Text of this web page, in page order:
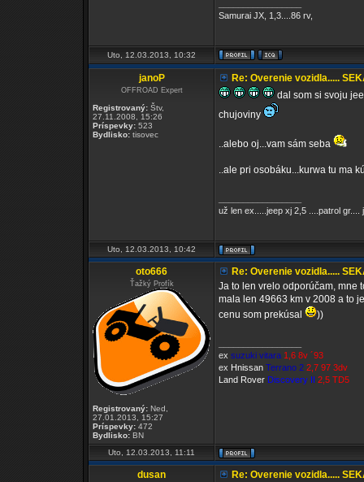
Samurai JX, 1,3....86 rv,
Uto, 12.03.2013, 10:32
janoP
OFFROAD Expert
Registrovaný: Štv,
27.11.2008, 15:26
Príspevky: 523
Bydlisko: tisovec
Re: Overenie vozidla.....
dal som si svoju
chujoviny
..alebo oj...vam sám seba
..ale pri osobáku...kurwa tu ma
už len ex.....jeep xj 2,5 ....patrol gr....
Uto, 12.03.2013, 10:42
oto666
Ťažký Profík
Registrovaný: Ned,
27.01.2013, 15:27
Príspevky: 472
Bydlisko: BN
Re: Overenie vozidla.....
Ja to len vrelo odporúčam, mne
mala len 49663 km v 2008 a to
cenu som prekúsal
))
ex suzuki vitara 1,6 8v ´93
ex Hnissan Terrano 2 2,7 97 3dv
Land Rover Discovery II 2,5 TD5
Uto, 12.03.2013, 11:11
dusan
Re: Overenie vozidla.....